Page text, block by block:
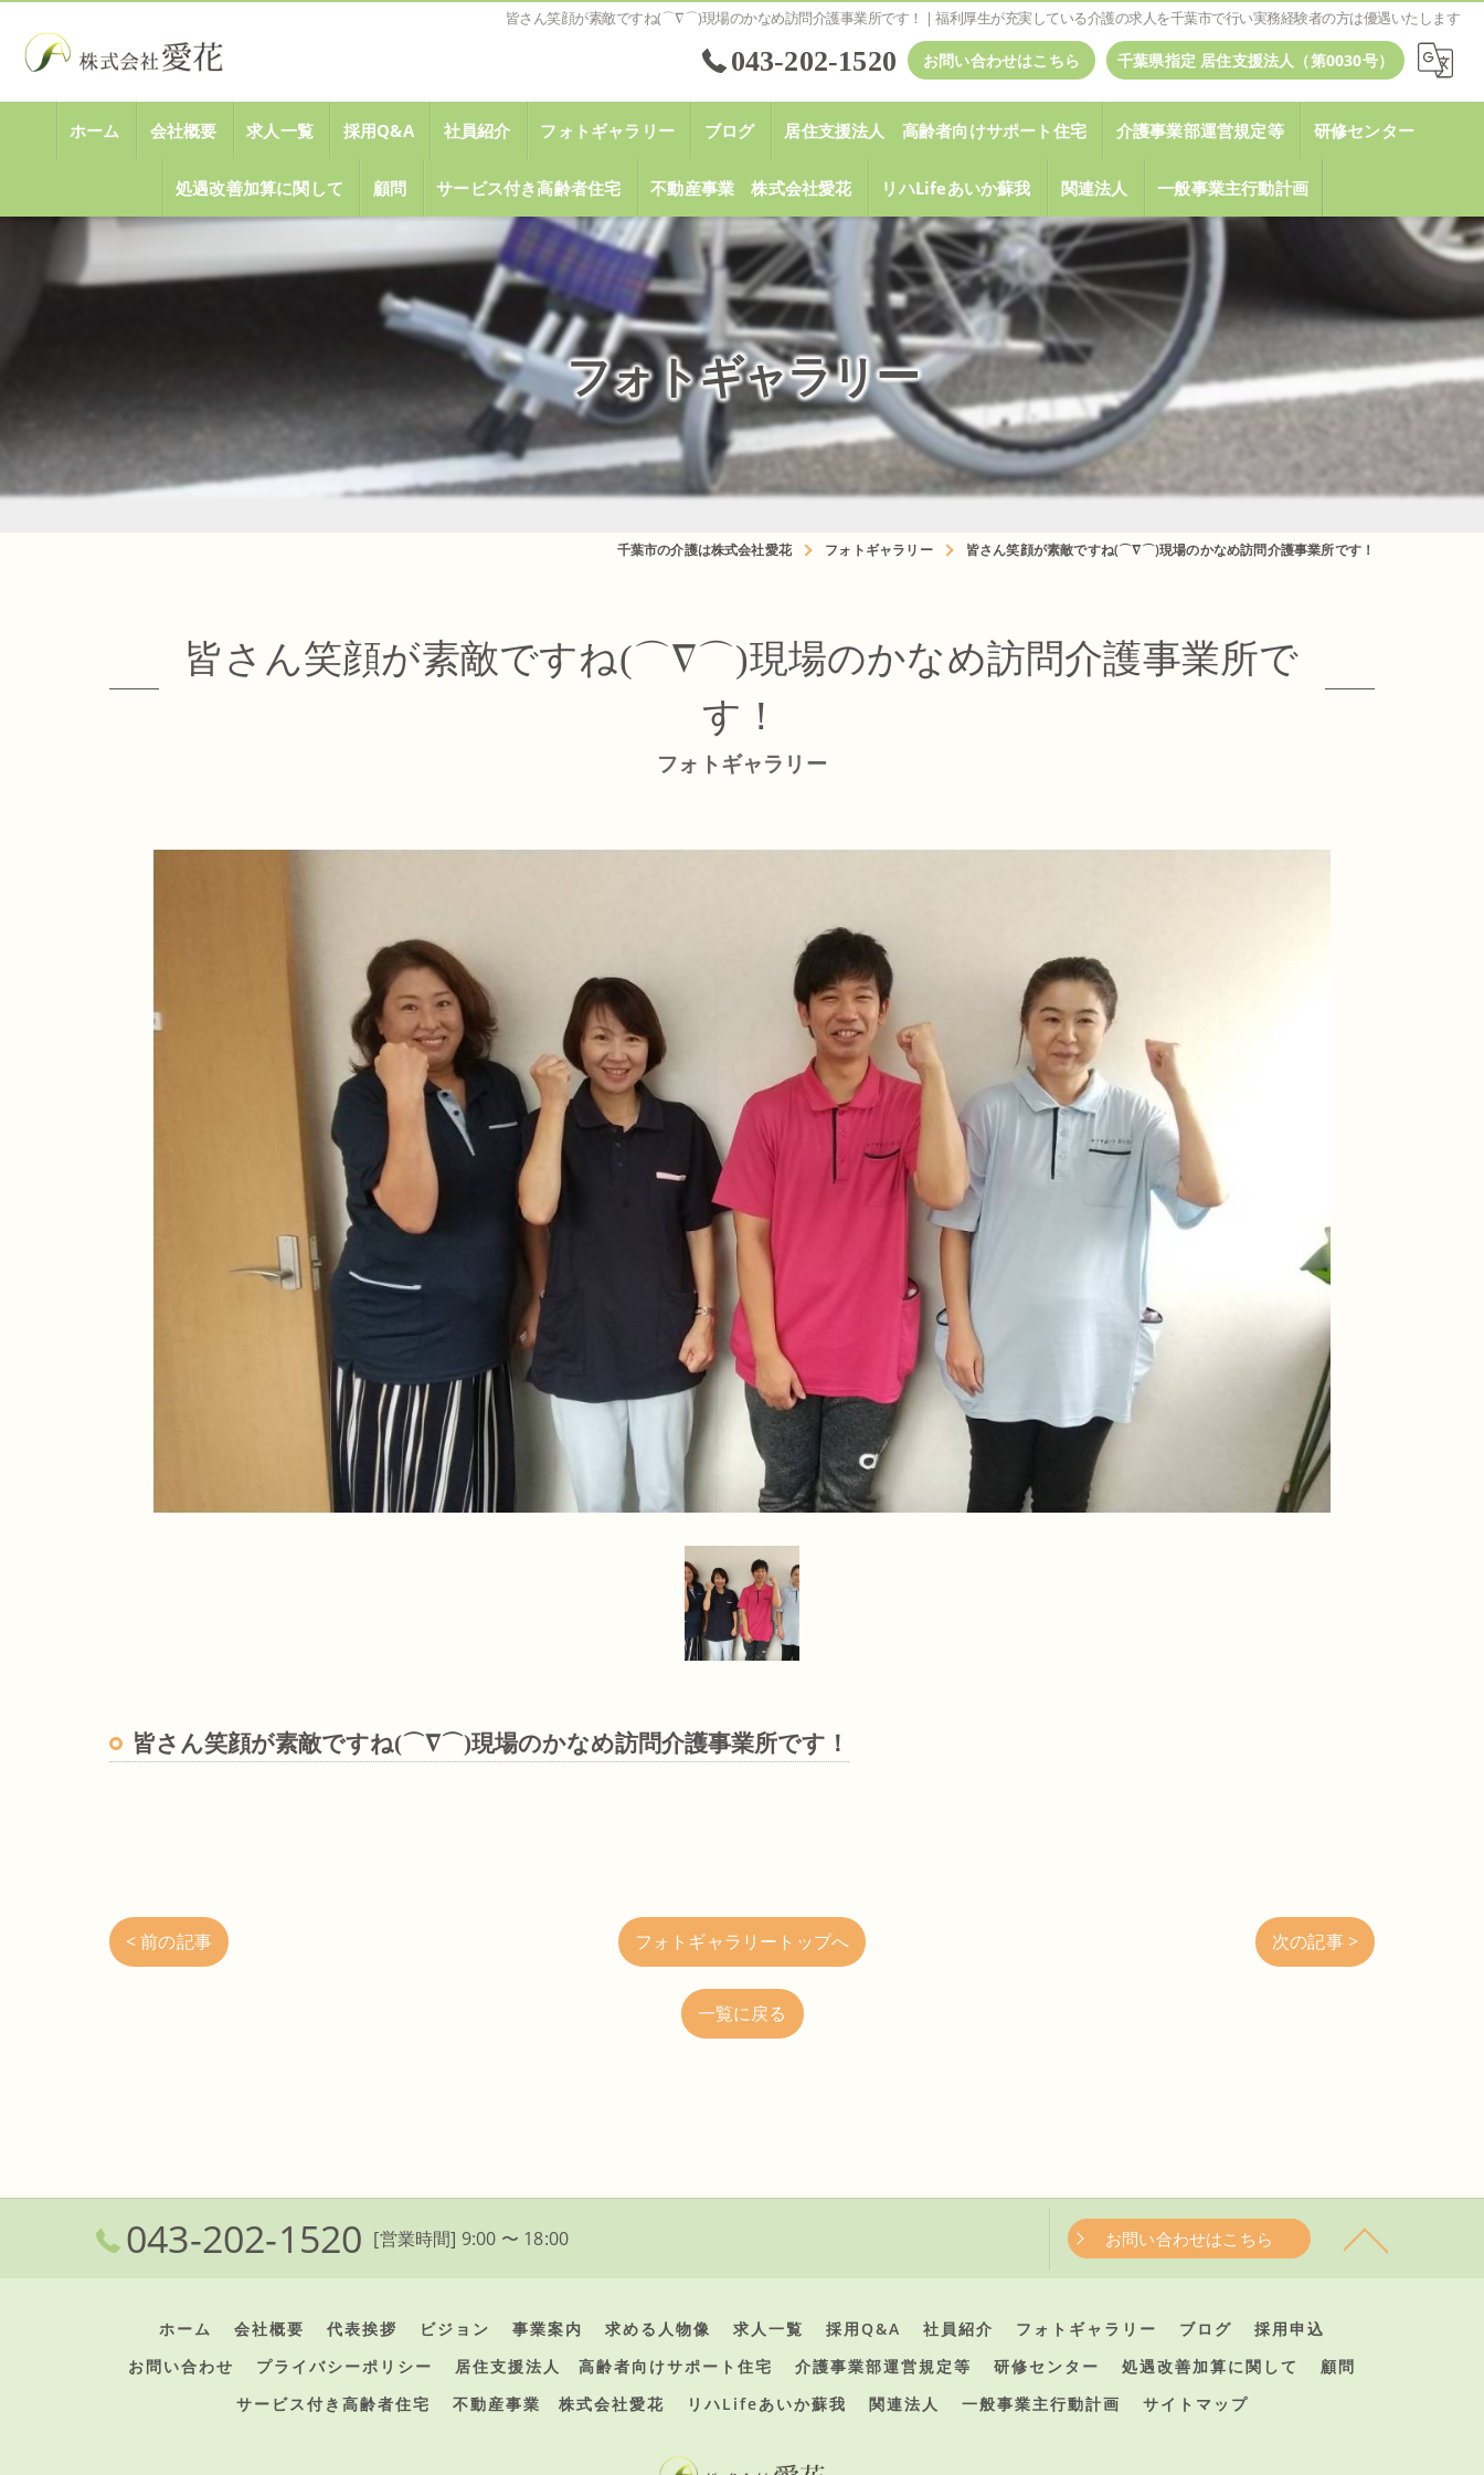
皆さん笑顔が素敵ですね(⌒∇⌒)現場のかなめ訪問介護事業所です！ | 福利厚生が充実している介護の求人を千葉市で行い実務経験者の方は優遇いたします
043-202-1520 お問い合わせはこちら 千葉県指定 居住支援法人（第0030号）
ホーム 会社概要 求人一覧 採用Q&A 社員紹介 フォトギャラリー ブログ 居住支援法人 高齢者向けサポート住宅 介護事業部運営規定等 研修センター
処遇改善加算に関して 顧問 サービス付き高齢者住宅 不動産事業 株式会社愛花 リハLifeあいか蘇我 関連法人 一般事業主行動計画
フォトギャラリー
千葉市の介護は株式会社愛花 フォトギャラリー 皆さん笑顔が素敵ですね(⌒∇⌒)現場のかなめ訪問介護事業所です！
フォトギャラリー
皆さん笑顔が素敵ですね(⌒∇⌒)現場のかなめ訪問介護事業所で
す！
皆さん笑顔が素敵ですね(⌒∇⌒)現場のかなめ訪問介護事業所です！
< 前の記事 フォトギャラリートップへ 次の記事 >
一覧に戻る
043-202-1520 [営業時間] 9:00 〜 18:00 お問い合わせはこちら
ホーム 会社概要 代表挨拶 ビジョン 事業案内 求める人物像 求人一覧 採用Q&A 社員紹介 フォトギャラリー ブログ
採用申込
お問い合わせ
プライバシーポリシー 居住支援法人 高齢者向けサポート住宅 介護事業部運営規定等 研修センター 処遇改善加算に関して
顧問
サービス付き高齢者住宅
不動産事業 株式会社愛花 リハLifeあいか蘇我 関連法人 一般事業主行動計画 サイトマップ